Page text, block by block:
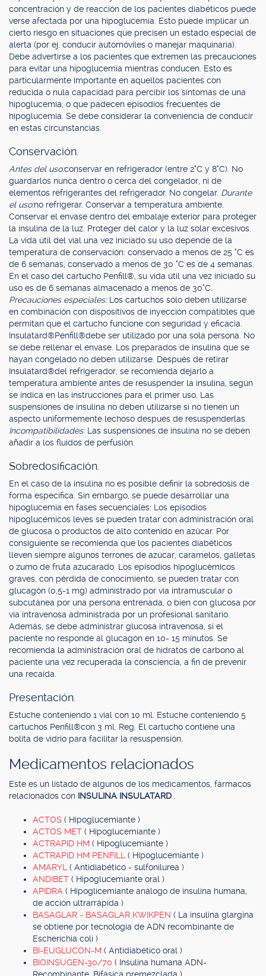
concentración y de reacción de los pacientes diabéticos puede
verse afectada por una hipoglucemia. Esto puede implicar un
cierto riesgo en situaciones que precisen un estado especial de
alerta (por ej. conducir automóviles o manejar maquinaria).
Debe advertirse a los pacientes que extremen las precauciones
para evitar una hipoglucemia mientras conducen. Esto es
particularmente importante en aquellos pacientes con
reducida o nula capacidad para percibir los síntomas de una
hipoglucemia, o que padecen episodios frecuentes de
hipoglucemia. Se debe considerar la conveniencia de conducir
en estas circunstancias.
Conservación.
Antes del uso:conservar en refrigerador (entre 2°C y 8°C). No
guardarlos nunca dentro o cerca del congelador, ni de
elementos refrigerantes del refrigerador. No congelar. Durante
el uso:no refrigerar. Conservar a temperatura ambiente.
Conservar el envase dentro del embalaje exterior para proteger
la insulina de la luz. Proteger del calor y la luz solar excesivos.
La vida útil del vial una vez iniciado su uso depende de la
temperatura de conservación: conservado a menos de 25 °C es
de 6 semanas, conservado a menos de 30 °C es de 4 semanas.
En el caso del cartucho Penfill®, su vida útil una vez iniciado su
uso es de 6 semanas almacenado a menos de 30°C.
Precauciones especiales: Los cartuchos sólo deben utilizarse
en combinación con dispositivos de inyección compatibles que
permitan que el cartucho funcione con seguridad y eficacia.
Insulatard®Penfill®debe ser utilizado por una sola persona. No
se debe rellenar el envase. Los preparados de insulina que se
hayan congelado no deben utilizarse. Después de retirar
Insulatard®del refrigerador, se recomienda dejarlo a
temperatura ambiente antes de resuspender la insulina, según
se indica en las instrucciones para el primer uso. Las
suspensiones de insulina no deben utilizarse si no tienen un
aspecto uniformemente lechoso después de resuspenderlas.
Incompatibilidades: Las suspensiones de insulina no se deben
añadir a los fluidos de perfusión.
Sobredosificación.
En el caso de la insulina no es posible definir la sobredosis de
forma específica. Sin embargo, se puede desarrollar una
hipoglucemia en fases secuenciales: Los episodios
hipoglucémicos leves se pueden tratar con administración oral
de glucosa o productos de alto contenido en azúcar. Por
consiguiente se recomienda que los pacientes diabéticos
lleven siempre algunos terrones de azúcar, caramelos, galletas
o zumo de fruta azucarado. Los episodios hipoglucémicos
graves, con pérdida de conocimiento, se pueden tratar con
glucagón (0,5-1 mg) administrado por vía intramuscular o
subcutánea por una persona entrenada, o bien con glucosa por
vía intravenosa administrada por un profesional sanitario.
Además, se debe administrar glucosa intravenosa, si el
paciente no responde al glucagón en 10- 15 minutos. Se
recomienda la administración oral de hidratos de carbono al
paciente una vez recuperada la consciencia, a fin de prevenir
una recaída.
Presentación.
Estuche conteniendo 1 vial con 10 ml. Estuche conteniendo 5
cartuchos Penfill®con 3 ml. Reg. El cartucho contiene una
bolita de vidrio para facilitar la resuspensión.
Medicamentos relacionados
Este es un listado de algunos de los medicamentos, fármacos
relacionados con INSULINA INSULATARD
ACTOS ( Hipoglucemiante )
ACTOS MET ( Hipoglucemiante )
ACTRAPID HM ( Hipoglucemiante )
ACTRAPID HM PENFILL ( Hipoglucemiante )
AMARYL ( Antidiabético - sulfonilurea )
ANDIBET ( Hipoglucemiante oral )
APIDRA ( Hipoglicemiante análogo de insulina humana,
de acción ultrarrápida )
BASAGLAR - BASAGLAR KWIKPEN ( La insulina glargina
se obtiene por tecnología de ADN recombinante de
Escherichia coli )
BI-EUGLUCON-M ( Antidiabético oral )
BIOINSUGEN-30/70 ( Insulina humana ADN-